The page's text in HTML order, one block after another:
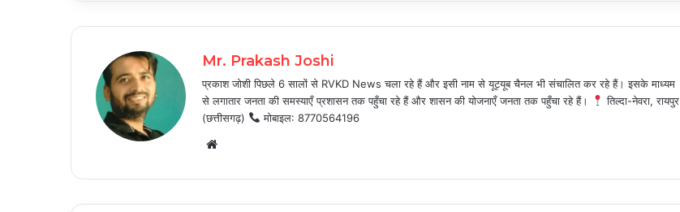
Mr. Prakash Joshi
प्रकाश जोशी पिछले 6 सालों से RVKD News चला रहे हैं और इसी नाम से यूट्यूब चैनल भी संचालित कर रहे हैं। इसके माध्यम
से लगातार जनता की समस्याएँ प्रशासन तक पहुँचा रहे हैं और शासन की योजनाएँ जनता तक पहुँचा रहे हैं।
तिल्दा-नेवरा, रायपुर
(छत्तीसगढ़)
मोबाइल: 8770564196
Website